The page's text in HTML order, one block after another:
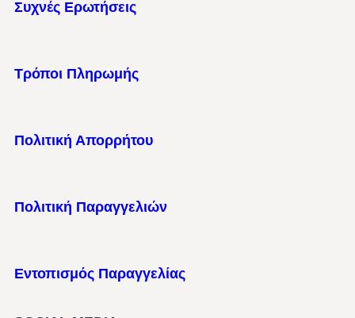
Συχνές Ερωτήσεις
Τρόποι Πληρωμής
Πολιτική Απορρήτου
Πολιτική Παραγγελιών
Εντοπισμός Παραγγελίας